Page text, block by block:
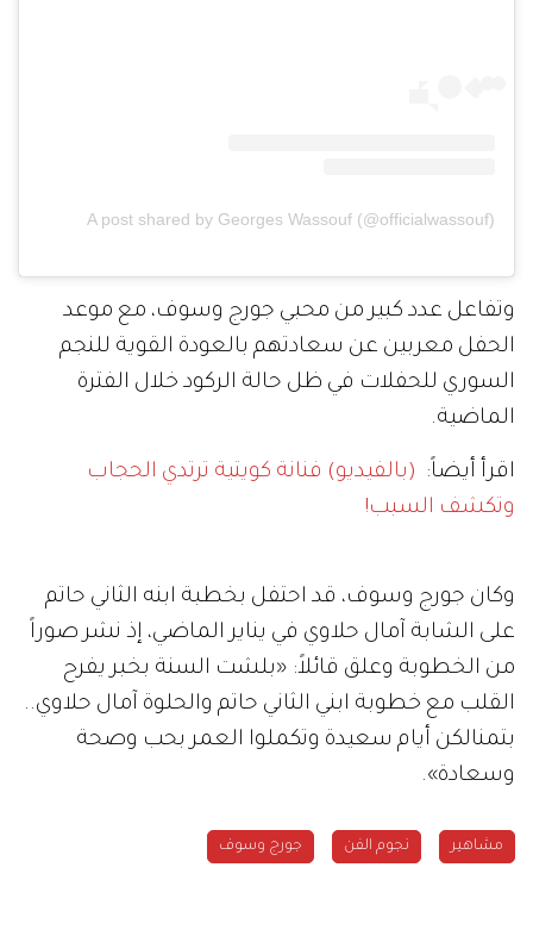
A post shared by Georges Wassouf (@officialwassouf)
وتفاعل عدد كبير من محبي جورج وسوف، مع موعد
الحفل معربين عن سعادتهم بالعودة القوية للنجم
السوري للحفلات في ظل حالة الركود خلال الفترة
الماضية.
اقرأ أيضاً: (بالفيديو) فنانة كويتية ترتدي الحجاب
وتكشف السبب!
وكان جورج وسوف، قد احتفل بخطبة ابنه الثاني حاتم
على الشابة آمال حلاوي في يناير الماضي، إذ نشر صوراً
من الخطوبة وعلق قائلاً: «بلشت السنة بخبر يفرح
القلب مع خطوبة ابني الثاني حاتم والحلوة آمال حلاوي..
بتمنالكن أيام سعيدة وتكملوا العمر بحب وصحة
وسعادة».
مشاهير نجوم الفن جورج وسوف